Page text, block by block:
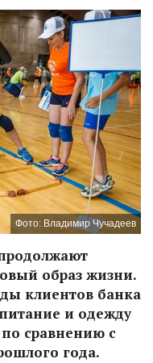
Фото: Владимир Чучадеев
образ жизни.
клиентов банка
и одежду
сравнению с
года.